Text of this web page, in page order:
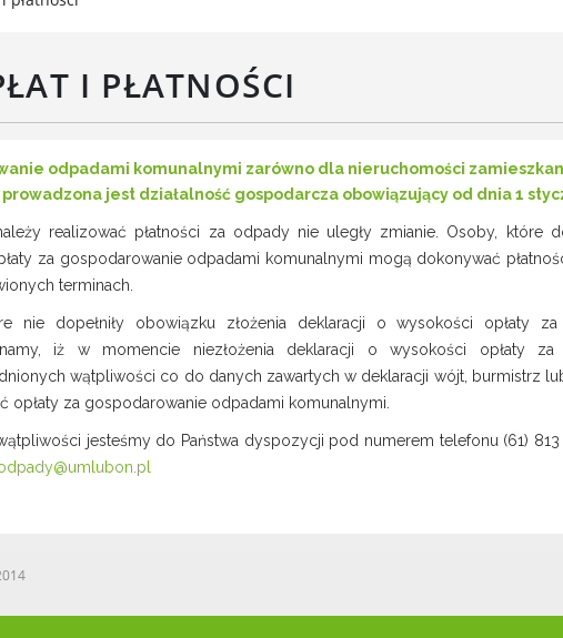
RzecznejI PŁATNOŚCI
odpadami komunalnymi zarówno dla nieruchomości
jest działalność gospodarcza obowiązujący od dnia 1
realizować płatności za odpady nie uległy zmianie. Osoby, które
za gospodarowanie odpadami komunalnymi mogą dokonywać
terminach.
nie dopełniły obowiązku złożenia deklaracji o wysokości opłaty
iż w momencie niezłożenia deklaracji o wysokości opłaty za
wątpliwości co do danych zawartych w deklaracji wójt, burmistrz
opłaty za gospodarowanie odpadami komunalnymi.
jesteśmy do Państwa dyspozycji pod numerem telefonu (61) 813